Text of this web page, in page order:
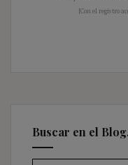
[Con el registro
Buscar en el